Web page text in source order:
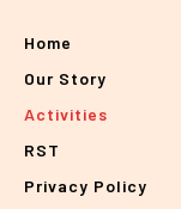
Home
Our Story
Activities
RST
Privacy Policy